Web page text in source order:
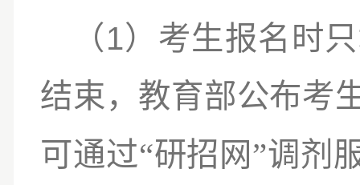
（1） 考生报名时
结束，教育部公布考
可通过“研招网”调剂